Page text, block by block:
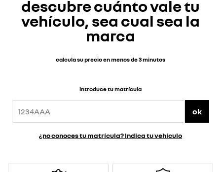
descubre cuánto vale tu
vehículo, sea cual sea la
marca
calcula su precio en menos de 3 minutos
introduce tu matrícula
ok
¿no conoces tu matrícula? Indica tu vehículo